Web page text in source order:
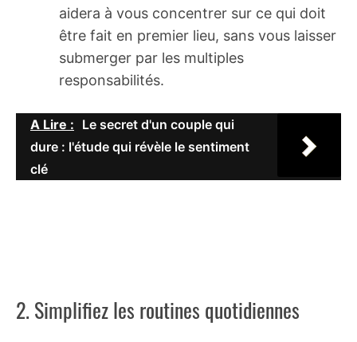
aidera à vous concentrer sur ce qui doit
être fait en premier lieu, sans vous laisser
submerger par les multiples
responsabilités.
A Lire : Le secret d'un couple qui
dure : l'étude qui révèle le sentiment
clé
2. Simplifiez les routines quotidiennes